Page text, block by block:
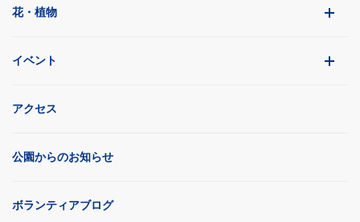
花・植物
イベント
アクセス
公園からのお知らせ
ボランティアブログ